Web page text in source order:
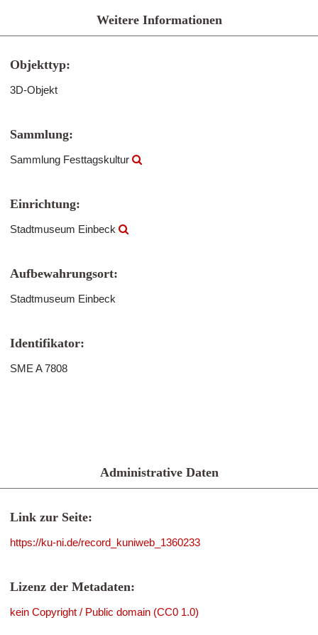
Weitere Informationen
Objekttyp:
3D-Objekt
Sammlung:
Sammlung Festtagskultur
Einrichtung:
Stadtmuseum Einbeck
Aufbewahrungsort:
Stadtmuseum Einbeck
Identifikator:
SME A 7808
Administrative Daten
Link zur Seite:
https://ku-ni.de/record_kuniweb_1360233
Lizenz der Metadaten:
kein Copyright / Public domain (CC0 1.0)